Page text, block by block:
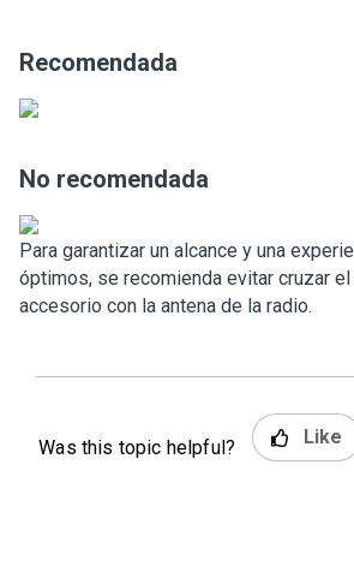
Recomendada
No recomendada
Para garantizar un alcance y una
óptimos, se recomienda evitar cruzar
accesorio con la antena de la radio.
Was this topic helpful? Like